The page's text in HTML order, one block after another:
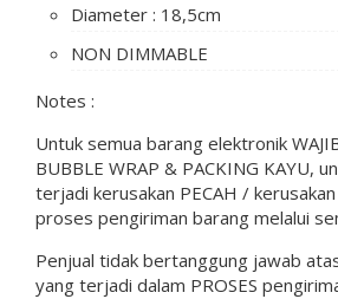
Diameter : 18,5cm
NON DIMMABLE
Notes :
Untuk semua barang elektronik
BUBBLE WRAP & PACKING KAYU,
terjadi kerusakan PECAH /
proses pengiriman barang melalui
Penjual tidak bertanggung jawab
yang terjadi dalam PROSES